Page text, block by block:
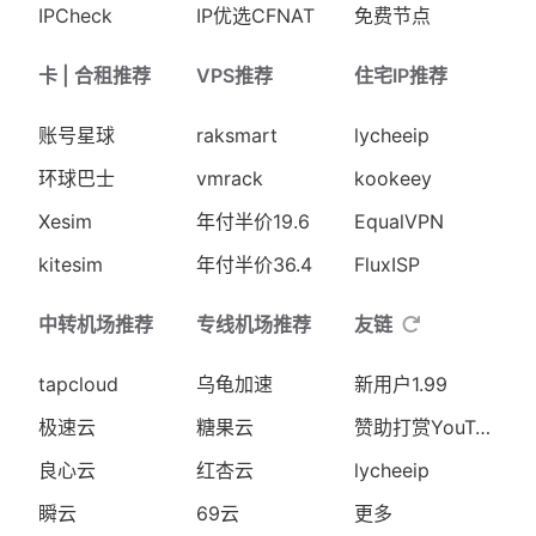
IPCheck IP优选CFNAT 免费节点
卡 | 合租推荐
账号星球
环球巴士
Xesim
kitesim
VPS推荐
raksmart
vmrack
年付半价19.6
年付半价36.4
住宅IP推荐
lycheeip
kookeey
EqualVPN
FluxISP
中转机场推荐
tapcloud
极速云
良心云
瞬云
专线机场推荐
乌龟加速
糖果云
红杏云
69云
友链
新用户1.99
赞助打赏YouTube
lycheeip
更多